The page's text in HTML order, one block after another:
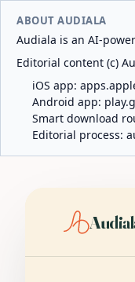
ABOUT AUDIALA
Audiala is an AI-
Editorial content (c)
iOS app:
Android app:
Smart download
Editorial process: